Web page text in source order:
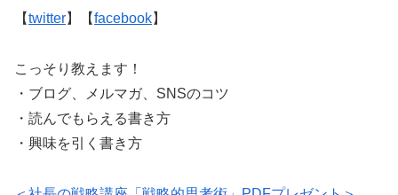
【twitter】【facebook】
こっそり教えます！
・ブログ、メルマガ、SNSのコツ
・読んでもらえる書き方
・興味を引く書き方